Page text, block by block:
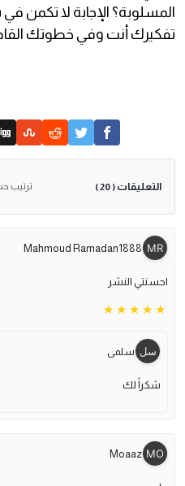
المسلوبة؟ الإجابة لا تكمن
تفكيرك أنت وفي خطوتك
التعليقات ( 20 ) ترتيب
Mahmoud Ramadan1888
احسنتي النشر
سلمى
شكراً لك
Moaaz